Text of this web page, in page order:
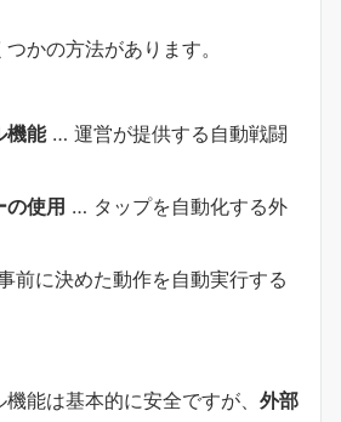
かの方法があります。
機能… 運営が提供する自動戦闘
の使用 … タップを自動化する外
前に決めた動作を自動実行する
能は基本的に安全ですが、 外部